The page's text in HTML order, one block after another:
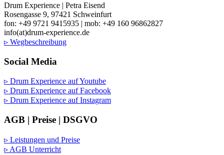
Drum Experience | Petra Eisend
Rosengasse 9, 97421 Schweinfurt
fon: +49 9721 9415935 | mob: +49 160 96862827
info(at)drum-experience.de
▹ Wegbeschreibung
Social Media
▹ Drum Experience auf Youtube
▹ Drum Experience auf Facebook
▹ Drum Experience auf Instagram
AGB | Preise | DSGVO
▹ Leistungen und Preise
▹ AGB Unterricht